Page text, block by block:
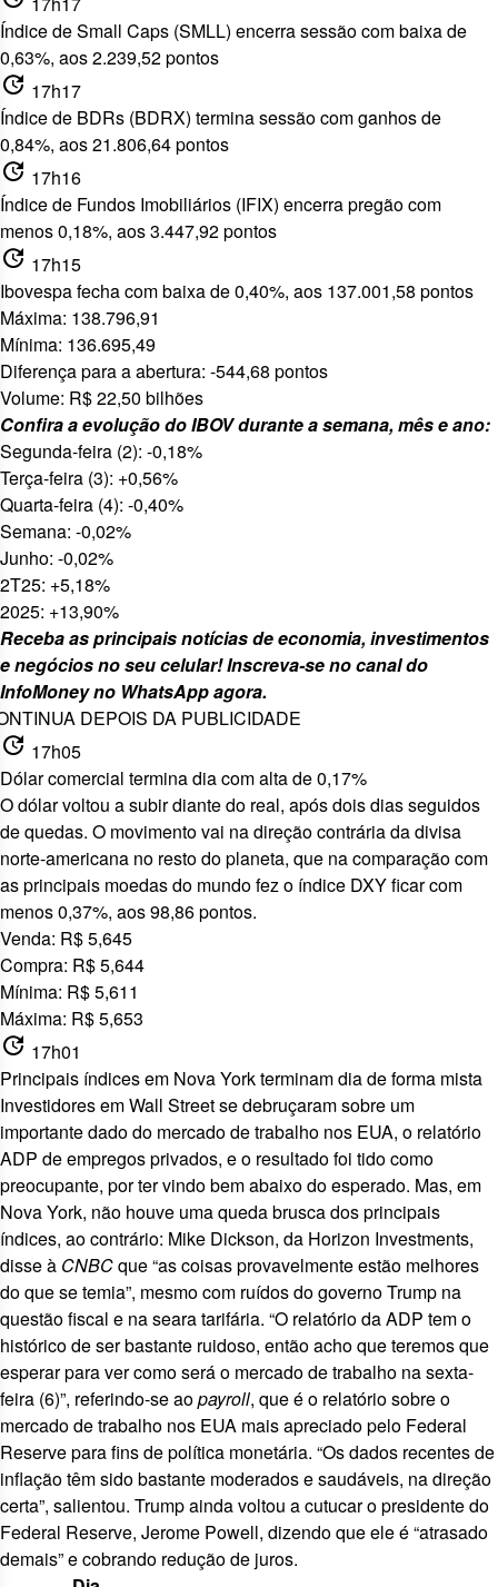
Índice de Small Caps (SMLL) encerra sessão com baixa de
0,63%, aos 2.239,52 pontos
update 17h17
Índice de BDRs (BDRX) termina sessão com ganhos de
0,84%, aos 21.806,64 pontos
update 17h16
Índice de Fundos Imobiliários (IFIX) encerra pregão com
menos 0,18%, aos 3.447,92 pontos
update 17h15
Ibovespa fecha com baixa de 0,40%, aos 137.001,58 pontos
Máxima: 138.796,91
Mínima: 136.695,49
Diferença para a abertura: -544,68 pontos
Volume: R$ 22,50 bilhões
Confira a evolução do IBOV durante a semana, mês e ano:
Segunda-feira (2): -0,18%
Terça-feira (3): +0,56%
Quarta-feira (4): -0,40%
Semana: -0,02%
Junho: -0,02%
2T25: +5,18%
2025: +13,90%
Receba as principais notícias de economia, investimentos
e negócios no seu celular! Inscreva-se no canal do
InfoMoney no WhatsAppagora.
DEPOIS DA PUBLICIDADE
update 17h05
Dólar comercial termina dia com alta de 0,17%
O dólar voltou a subir diante do real, após dois dias seguidos
de quedas. O movimento vai na direção contrária da divisa
norte-americana no resto do planeta, que na comparação com
as principais moedas do mundo fez o índice DXY ficar com
menos 0,37%, aos 98,86 pontos.
Venda: R$ 5,645
Compra: R$ 5,644
Mínima: R$ 5,611
Máxima: R$ 5,653
update 17h01
Principais índices em Nova York terminam dia de forma mista
Investidores em Wall Street se debruçaram sobre um
importante dado do mercado de trabalho nos EUA, o relatório
ADP de empregos privados, e o resultado foi tido como
preocupante, por ter vindobem abaixo do esperado. Mas, em
Nova York, não houve uma queda brusca dos principais
índices, ao contrário: Mike Dickson, da Horizon Investments,
disse à CNBCque “as coisas provavelmente estão melhores
do que se temia”, mesmo com ruídos do governo Trump na
questão fiscal e na seara tarifária. “O relatório da ADP tem o
histórico de ser bastante ruidoso, então acho que teremos que
esperar para ver como será o mercado de trabalho na sexta-
feira (6)”, referindo-se aopayroll, que é o relatório sobre o
mercado de trabalho nos EUA mais apreciado pelo Federal
Reserve para fins de política monetária. “Os dados recentes de
inflação têm sido bastante moderados e saudáveis, na direção
certa”, salientou. Trump ainda voltou a cutucar o presidente do
Federal Reserve, Jerome Powell, dizendo que ele é “atrasado
demais” ecobrando redução de juros.